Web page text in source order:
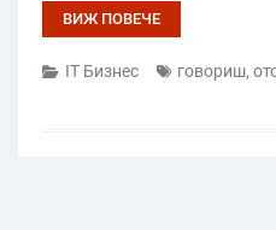
ВИЖ ПОВЕЧЕ
IT Бизнес говориш,